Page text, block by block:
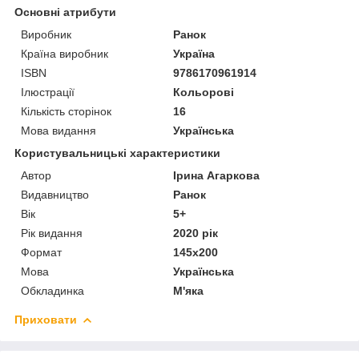
Основні атрибути
Виробник
Ранок
Країна виробник
Україна
ISBN
9786170961914
Ілюстрації
Кольорові
Кількість сторінок
16
Мова видання
Українська
Користувальницькі характеристики
Автор
Ірина Агаркова
Видавництво
Ранок
Вік
5+
Рік видання
2020 рік
Формат
145х200
Мова
Українська
Обкладинка
М'яка
Приховати